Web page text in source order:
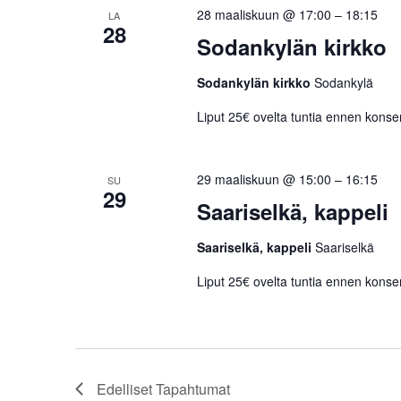
LA
28 Sodankylän kirkko
28 maaliskuun @ 17:00 – 18:15
Sodankylän kirkko Sodankylä
Liput 25€ ovelta tuntia ennen
SU
29 Saariselkä, kappeli
29 maaliskuun @ 15:00 – 16:15
Saariselkä, kappeli Saariselkä
Liput 25€ ovelta tuntia ennen
EdellisetTapahtumat